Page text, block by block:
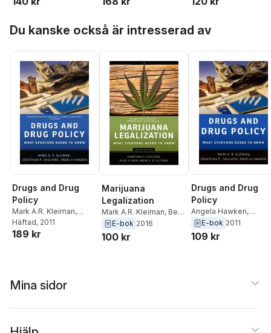
Du kanske också är intresserad av
Drugs and Drug
Policy
Mark A.R. Kleiman,
Jonathan P. Caulkins
Angela Hawken
Häftad, 2011
189 kr
Marijuana
Legalization
Mark A.R. Kleiman, Beau
Kilmer,Jonathan P.
Caulkins
E-bok 2016
100 kr
Drugs and Drug
Policy
Angela Hawken,
Jonathan P. Caulkins
Mark A.R. Kleiman
E-bok 2011
109 kr
Mina sidor